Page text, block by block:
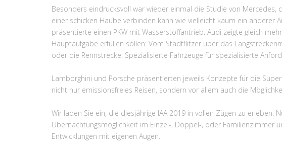
Besonders eindrucksvoll war wieder einmal die Studie von Mercedes,
einer schicken Haube verbinden kann wie vielleicht kaum ein anderer
präsentierte einen PKW mit Wasserstoffantrieb. Audi zeigte gleich
Hauptaufgabe erfüllen sollen: Vom Stadtflitzer über das
oder die Rennstrecke: Spezialisierte Fahrzeuge für spezialisierte
Lamborghini und Porsche präsentierten jeweils Konzepte für die
nicht nur emissionsfreies Reisen, sondern vor allem auch die
Wir laden Sie ein, die diesjährige IAA 2019 in vollen Zügen zu erleben.
Übernachtungsmöglichkeit im Einzel-, Doppel-, oder Familienzimmer
Entwicklungen mit eigenen Augen.